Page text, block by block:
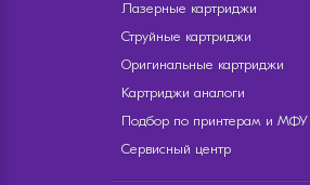
Лазерные картриджи
Струйные картриджи
Оригинальные картриджи
Картриджи аналоги
Подбор по принтерам и МФУ
Сервисный центр